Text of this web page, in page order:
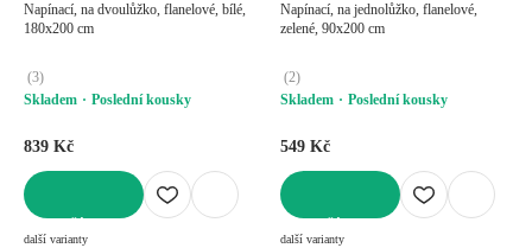
Napínací, na dvoulůžko, flanelové, bílé,
180x200 cm
(3)
Skladem
Poslední kousky
839 Kč
další varianty
Napínací, na jednolůžko, flanelové,
zelené, 90x200 cm
(2)
Skladem
Poslední kousky
549 Kč
další varianty